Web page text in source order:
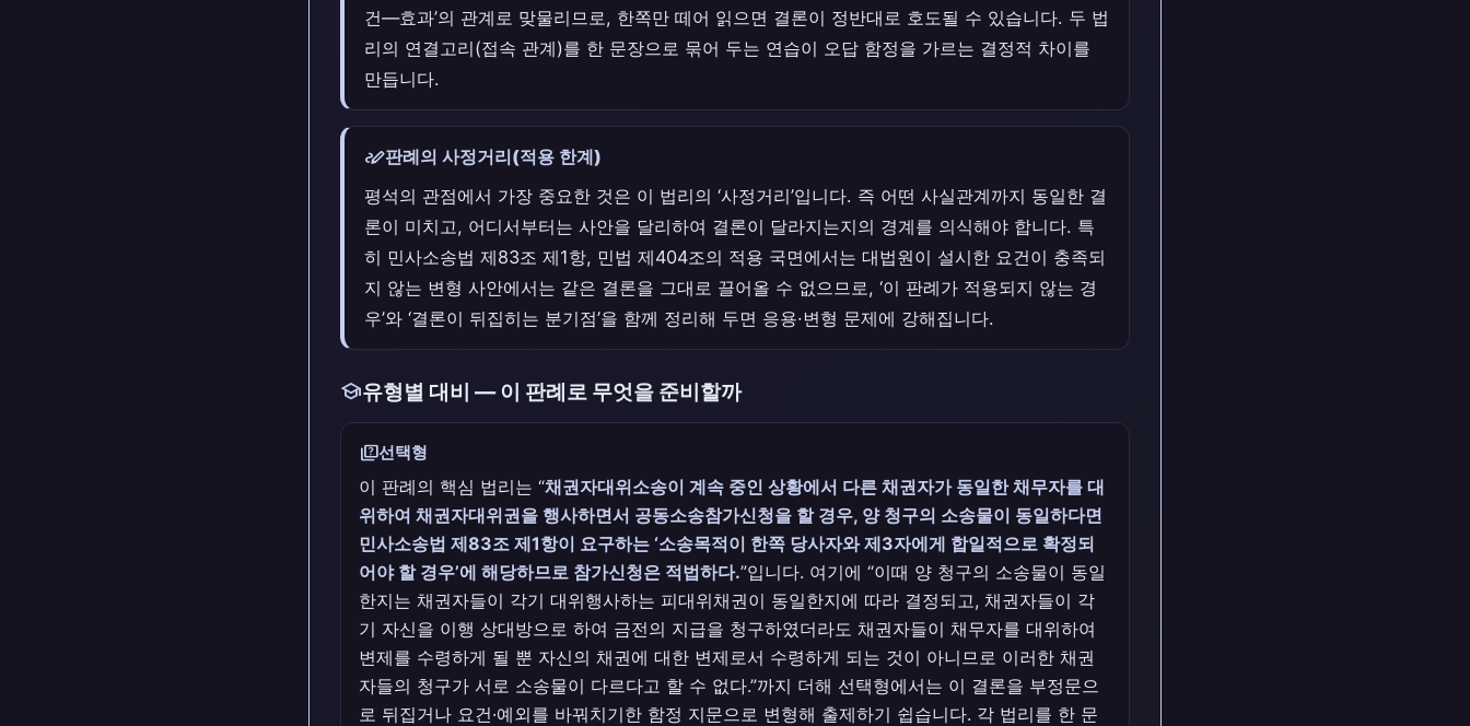
건—효과’의 관계로 맞물리므로, 한쪽만 떼어 읽으면 결론이 정반대로 호도될 수 있습니다. 두 법
리의 연결고리(접속 관계)를 한 문장으로 묶어 두는 연습이 오답 함정을 가르는 결정적 차이를
만듭니다.
stylus_note판례의 사정거리(적용 한계)
평석의 관점에서 가장 중요한 것은 이 법리의 ‘사정거리’입니다. 즉 어떤 사실관계까지 동일한 결
론이 미치고, 어디서부터는 사안을 달리하여 결론이 달라지는지의 경계를 의식해야 합니다. 특
히 민사소송법 제83조 제1항, 민법 제404조의 적용 국면에서는 대법원이 설시한 요건이 충족되
지 않는 변형 사안에서는 같은 결론을 그대로 끌어올 수 없으므로, ‘이 판례가 적용되지 않는 경
우’와 ‘결론이 뒤집히는 분기점’을 함께 정리해 두면 응용·변형 문제에 강해집니다.
school유형별 대비 — 이 판례로 무엇을 준비할까
quiz선택형
이 판례의 핵심 법리는 “채권자대위소송이 계속 중인 상황에서 다른 채권자가 동일한 채무자를 대
위하여 채권자대위권을 행사하면서 공동소송참가신청을 할 경우, 양 청구의 소송물이 동일하다면
민사소송법 제83조 제1항이 요구하는 ‘소송목적이 한쪽 당사자와 제3자에게 합일적으로 확정되
어야 할 경우’에 해당하므로 참가신청은 적법하다.”입니다. 여기에 “이때 양 청구의 소송물이 동일
한지는 채권자들이 각기 대위행사하는 피대위채권이 동일한지에 따라 결정되고, 채권자들이 각
기 자신을 이행 상대방으로 하여 금전의 지급을 청구하였더라도 채권자들이 채무자를 대위하여
변제를 수령하게 될 뿐 자신의 채권에 대한 변제로서 수령하게 되는 것이 아니므로 이러한 채권
자들의 청구가 서로 소송물이 다르다고 할 수 없다.”까지 더해 선택형에서는 이 결론을 부정문으
로 뒤집거나 요건·예외를 바꿔치기한 함정 지문으로 변형해 출제하기 쉽습니다. 각 법리를 한 문